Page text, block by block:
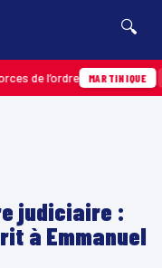
🔍
l’ordre MARTINIQUE 04/08
judiciaire :
à Emmanuel